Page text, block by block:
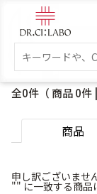
新規会
スキンケア
商品カテゴリーか
全0件（ 商品 0件 |
商品
申し訳ございませ
"" に一致する商品